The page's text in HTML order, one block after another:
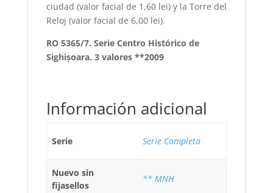
ciudad (valor facial de 1,60 lei) y la Torre del
Reloj (valor facial de 6,00 lei).
RO 5365/7. Serie Centro Histórico de
Sighișoara. 3 valores **2009
Información adicional
Serie Serie Completa
Nuevo sin
fijasellos
** MNH